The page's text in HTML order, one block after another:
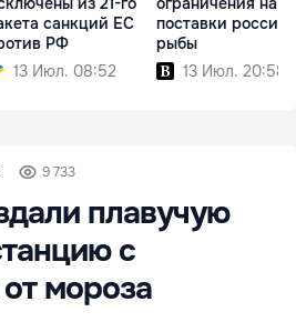
санкций ЕС
РФ
13 Июл. 08:52
поставки
рыбы
13 Июл. 20:58
9 733
плавучую
с
мороза